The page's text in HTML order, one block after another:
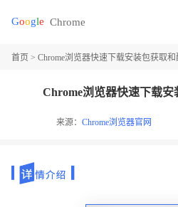
首页 > Chrome浏览器快速下载安装包获取
Chrome浏览器快速下载
来源：Chrome浏览器官网